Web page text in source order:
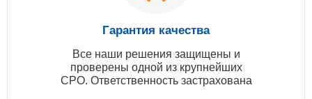
Гарантия качества
Все наши решения защищены и
проверены одной из крупнейших
СРО. Ответственность застрахована